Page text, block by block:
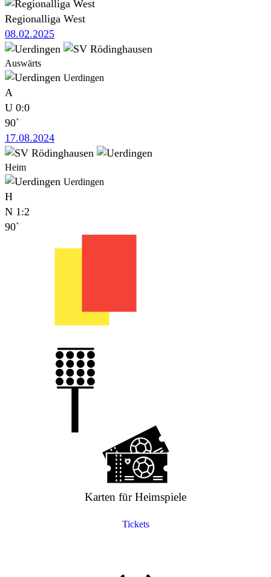
Regionalliga West
08.02.2025
Auswärts
Uerdingen
A
U 0:0
90`
17.08.2024
Heim
Uerdingen
H
N 1:2
90`
Karten für Heimspiele
Tickets